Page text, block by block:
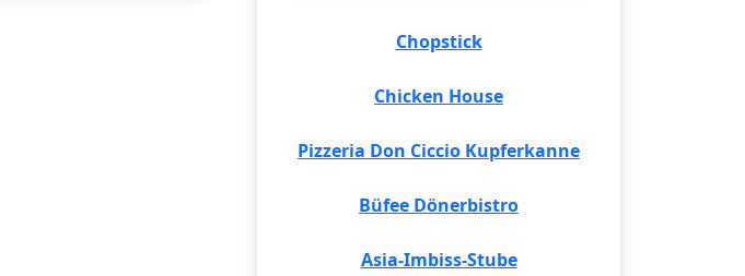
Chopstick
Chicken House
Pizzeria Don Ciccio Kupferkanne
Büfee Dönerbistro
Asia-Imbiss-Stube